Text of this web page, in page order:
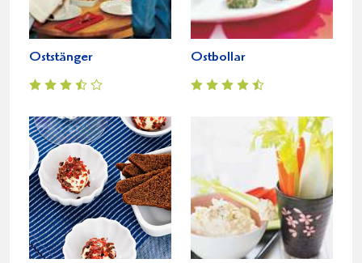
Oststänger Ostbollar